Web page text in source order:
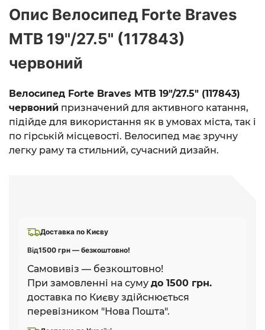
Доставка по Києву
Від1500 грн — безкоштовно!
Самовивіз — безкоштовно!
При замовленні на суму до 1500 грн.
доставка по Києву здійснюється
перевізником "Нова Пошта".
Опис Велосипед Forte Braves
МТВ 19"/27.5" (117843)
червоний
Велосипед Forte Braves МТВ 19"/27.5" (117843)
червоний призначений для активного катання,
підійде для використання як в умовах міста, так і
по гірській місцевості. Велосипед має зручну
легку раму та стильний, сучасний дизайн.